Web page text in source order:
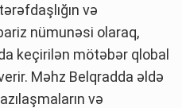
və
nümunəsi olaraq,
keçirilən mötəbər qlobal
Məhz Belqradda əldə
və